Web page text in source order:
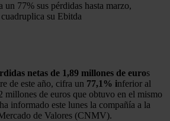
un 77% sus pérdidas hasta marzo,
su Ebitda
netas de 1,89 millones de euros
de este año, cifra un 77,1% inferior al
millones de euros que obtuvo en el mismo
informado este lunes la compañía a la
de Valores (CNMV).